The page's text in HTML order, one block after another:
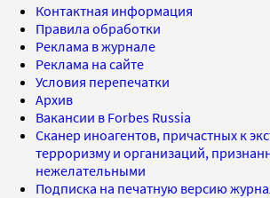
Контактная информация
Правила обработки
Реклама в журнале
Реклама на сайте
Условия перепечатки
Архив
Вакансии в Forbes Russia
Сканер иноагентов, причастных к
терроризму и организаций,
нежелательными
Подписка на печатную версию